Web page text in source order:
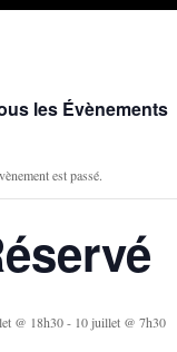
les Évènements
est passé.
@ 18h30- 10 juillet @ 7h30